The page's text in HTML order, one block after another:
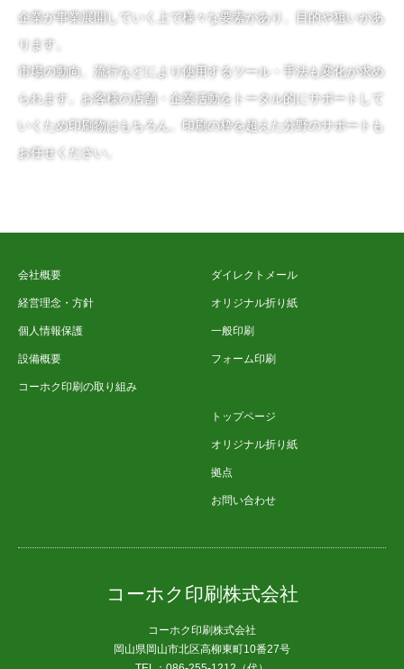
企業が事業展開していく上で様々な要素があり、目的や狙いがあ
ります。
市場の動向、流行などにより使用するツール・手法も変化が求め
られます。お客様の店舗・企業活動をトータル的にサポートして
いくため印刷物はもちろん、印刷の枠を超えた分野のサポートも
お任せください。
会社概要
経営理念・方針
個人情報保護
設備概要
コーホク印刷の取り組み
ダイレクトメール
オリジナル折り紙
一般印刷
フォーム印刷
トップページ
オリジナル折り紙
拠点
お問い合わせ
コーホク印刷株式会社
コーホク印刷株式会社
岡山県岡山市北区高柳東町10番27号